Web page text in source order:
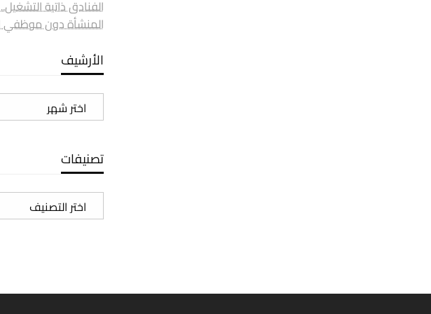
الفنادق ذاتية
المنشأة دون موظفي
الأرشيف
الأرشيف
تصنيفات
تصنيفات